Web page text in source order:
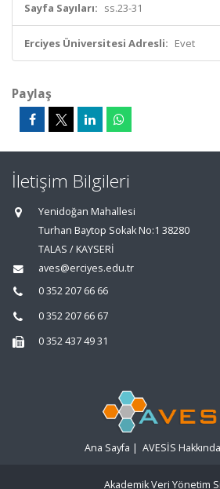
Sayfa Sayıları: ss.23-31
Erciyes Üniversitesi Adresli: Evet
Paylaş
İletişim Bilgileri
Yenidoğan Mahallesi
Turhan Baytop Sokak No:1 38280
TALAS / KAYSERİ
aves@erciyes.edu.tr
0 352 207 66 66
0 352 207 66 67
0 352 437 49 31
Ana Sayfa | AVESİS Hakkında
Akademik Veri Yönetim